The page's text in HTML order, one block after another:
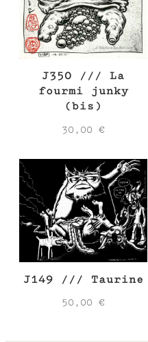
J350 /// La
fourmi junky
(bis)
30,00€
J149 /// Taurine
50,00€